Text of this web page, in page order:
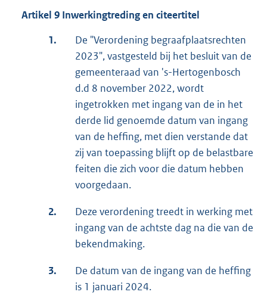
Artikel 9 Inwerkingtreding en citeertitel
1.
De "Verordening begraafplaatsrechten
2023", vastgesteld bij het besluit van de
gemeenteraad van 's-Hertogenbosch
d.d 8 november 2022, wordt
ingetrokken met ingang van de in het
derde lid genoemde datum van ingang
van de heffing, met dien verstande dat
zij van toepassing blijft op de belastbare
feiten die zich voor die datum hebben
voorgedaan.
2.
Deze verordening treedt in werking met
ingang van de achtste dag na die van de
bekendmaking.
3.
De datum van de ingang van de heffing
is 1 januari 2024.